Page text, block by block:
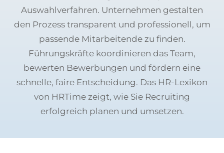
Auswahlverfahren. Unternehmen gestalten
den Prozess transparent und professionell, um
passende Mitarbeitende zu finden.
Führungskräfte koordinieren das Team,
bewerten Bewerbungen und fördern eine
schnelle, faire Entscheidung. Das HR-Lexikon
von HRTime zeigt, wie Sie Recruiting
erfolgreich planen und umsetzen.